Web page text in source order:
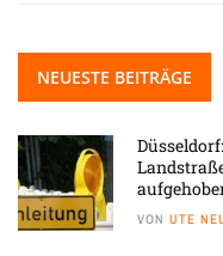
NEUESTE BEITRÄGE
VON UTE